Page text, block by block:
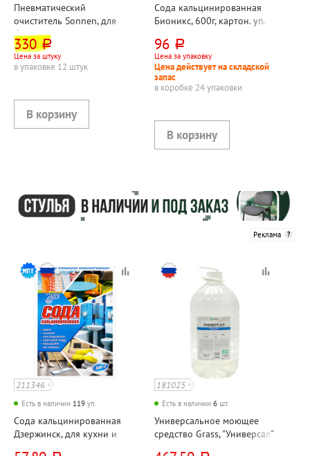
Пневматический
очиститель Sonnen, для
бесконтактной очистки
труднодоступных мест,
1000мл, баллон, давление:
5.5 АТМ
330 руб.
Цена за штуку
в упаковке 12 штук
Сода кальцинированная
Бионикс, 600г, картон. уп.
96 руб.
Цена за упаковку
Цена действует на складской
запас
в коробке 24 упаковки
Реклама
211346
Есть в наличии 119 уп.
Сода кальцинированная
Дзержинск, для кухни и
181025
Есть в наличии 6 шт.
Универсальное моющее
средство Grass, "Универсал",